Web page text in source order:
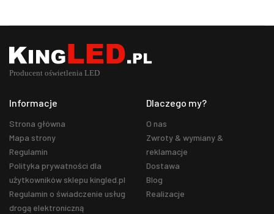
Informacje
Strona główna
Mapa strony
Regulamin
Polityka prywatności dla
użytkowników sklepu kingled.pl
Regulamin o świadczenie usług
drogą elektroniczną
Dlaczego my?
O nas
Zwroty & wymiany &
reklamacje
Dostawa
Blog
Realizacje